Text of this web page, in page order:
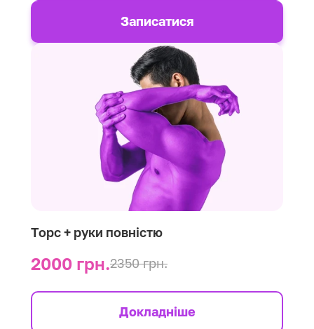
Записатися
Торс + руки повністю
2000 грн.2350 грн.
Докладніше